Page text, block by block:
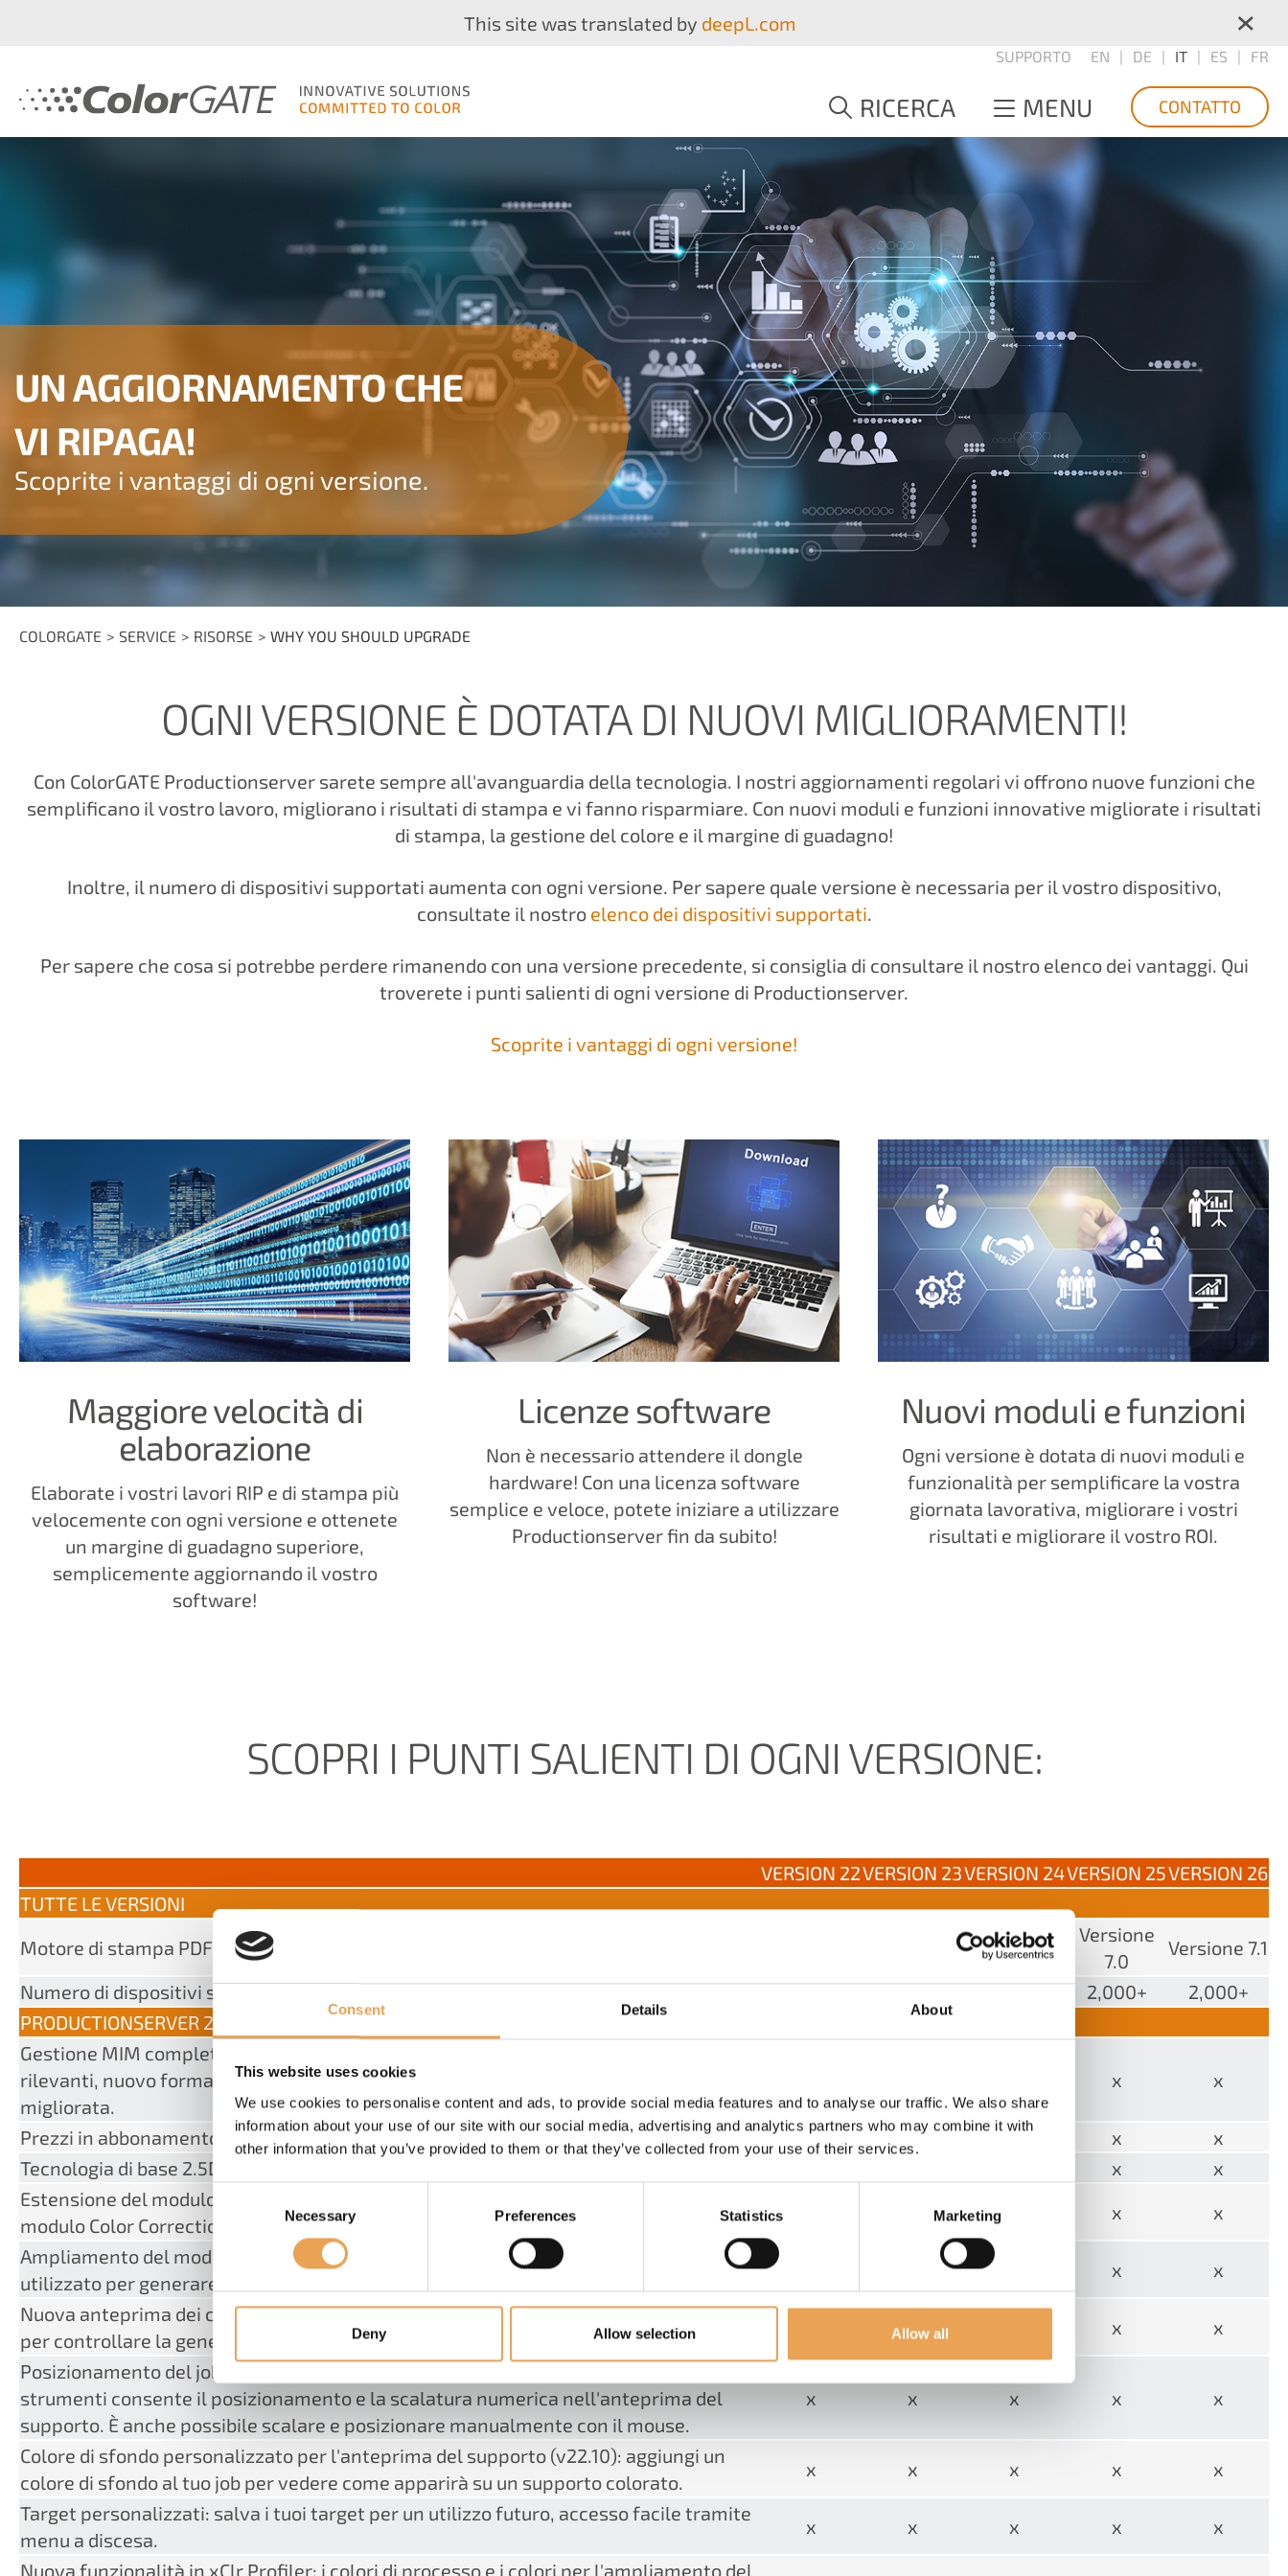
Consent Details About
This website uses cookies
We use cookies to personalise content and ads, to provide social media features and to analyse our traffic. We also share
information about your use of our site with our social media, advertising and analytics partners who may combine it with
other information that you’ve provided to them or that they’ve collected from your use of their services.
Consent
Necessary Preferences Statistics Marketing
Deny Allow selection Allow all
This site was translated by deepL.com ×
SUPPORTO EN DE IT ES FR
RICERCA MENU CONTATTO
UN AGGIORNAMENTO CHE
VI RIPAGA!
Scoprite i vantaggi di ogni versione.
COLORGATE SERVICE RISORSE WHY YOU SHOULD UPGRADE
OGNI VERSIONE È DOTATA DI NUOVI MIGLIORAMENTI!
Con ColorGATE Productionserver sarete sempre all'avanguardia della tecnologia. I nostri aggiornamenti regolari vi offrono nuove funzioni che
semplificano il vostro lavoro, migliorano i risultati di stampa e vi fanno risparmiare. Con nuovi moduli e funzioni innovative migliorate i risultati
di stampa, la gestione del colore e il margine di guadagno!
Inoltre, il numero di dispositivi supportati aumenta con ogni versione. Per sapere quale versione è necessaria per il vostro dispositivo,
consultate il nostro elenco dei dispositivi supportati.
Per sapere che cosa si potrebbe perdere rimanendo con una versione precedente, si consiglia di consultare il nostro elenco dei vantaggi. Qui
troverete i punti salienti di ogni versione di Productionserver.
Scoprite i vantaggi di ogni versione!
Maggiore velocità di
elaborazione
Elaborate i vostri lavori RIP e di stampa più
velocemente con ogni versione e ottenete
un margine di guadagno superiore,
semplicemente aggiornando il vostro
software!
Licenze software
Non è necessario attendere il dongle
hardware! Con una licenza software
semplice e veloce, potete iniziare a utilizzare
Productionserver fin da subito!
Nuovi moduli e funzioni
Ogni versione è dotata di nuovi moduli e
funzionalità per semplificare la vostra
giornata lavorativa, migliorare i vostri
risultati e migliorare il vostro ROI.
SCOPRI I PUNTI SALIENTI DI OGNI VERSIONE:
VERSION 22VERSION 23VERSION 24VERSION 25VERSION 26
TUTTE LE VERSIONI
Motore di stampa PDF di Adobe
Versione
6.3
Versione
7.0
Versione 7.1
Numero di dispositivi supportati
1,850+ 1,900+ 2,000+ 2,000+
2,000+
PRODUCTIONSERVER 22
Gestione MIM completamente rivista: aggiunta semplificata delle informazioni
rilevanti, nuovo formato file, importazione ed esportazione più semplici, panoramica
migliorata.
x x
Prezzi in abbonamento per tutti i prodotti software. x x x x
x
Tecnologia di base 2.5D
x
x
Estensione del modulo REST API: supporto delle curve di separazione delle gocce, del
modulo Color Correction Loop e di Proofgate.
x
x
Ampliamento del modulo di calcolo dei costi: il tipo di supporto "Articolo" può essere
utilizzato per generare report sui costi unitari.
x
x
Nuova anteprima dei canali: visualizzazione delle diverse separazioni, ad esempio
per controllare la generazione del bianco.
x x
x
Posizionamento del job nell'anteprima del supporto (v22.10): una nuova barra degli
strumenti consente il posizionamento e la scalatura numerica nell'anteprima del
supporto. È anche possibile scalare e posizionare manualmente con il mouse.
x x x x x
Colore di sfondo personalizzato per l'anteprima del supporto (v22.10): aggiungi un
colore di sfondo al tuo job per vedere come apparirà su un supporto colorato.
x x x x
x
Target personalizzati: salva i tuoi target per un utilizzo futuro, accesso facile tramite
menu a discesa.
x x x x
x
Nuova funzionalità in xClr Profiler: i colori di processo e i colori per l'ampliamento del